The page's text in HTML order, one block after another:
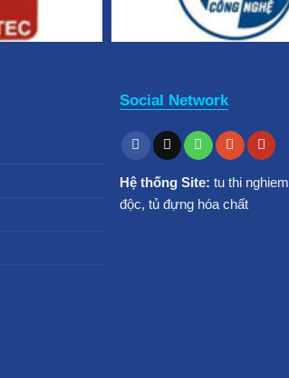
Social Network
Hệ thống Site: tu thi nghiem
độc,tủ đựng hóa chất